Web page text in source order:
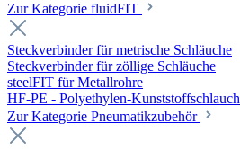
Zur Kategorie fluidFIT
Steckverbinder für metrische Schläuche
Steckverbinder für zöllige Schläuche
steelFIT für Metallrohre
HF-PE - Polyethylen-Kunststoffschlauch
Zur Kategorie Pneumatikzubehör